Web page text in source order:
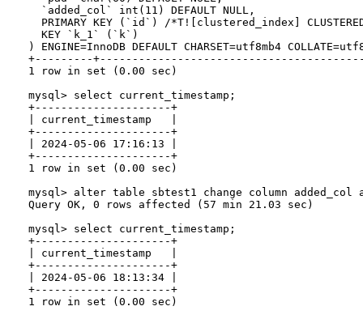
  `added_col` int(11) DEFAULT NULL,
PRIMARY KEY (`id`) /*T![clustered_index]
  KEY `k_1` (`k`)
) ENGINE=InnoDB DEFAULT CHARSET=utf8mb4
+---------
1 row in set (0.00 sec)
mysql> select current_timestamp;
+---------------------+
| current_timestamp   |
+---------------------+
| 2024-05-06 17:16:13 |
+---------------------+
1 row in set (0.00 sec)
mysql> alter table sbtest1 change column added_col
Query OK, 0 rows affected (57 min 21.03 sec)
mysql> select current_timestamp;
+---------------------+
| current_timestamp   |
+---------------------+
| 2024-05-06 18:13:34 |
+---------------------+
1 row in set (0.00 sec)